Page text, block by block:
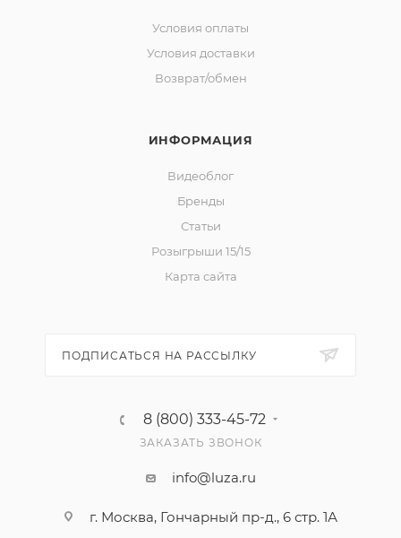
Условия оплаты
Условия доставки
Возврат/обмен
ИНФОРМАЦИЯ
Видеоблог
Бренды
Статьи
Розыгрыши 15/15
Карта сайта
ПОДПИСАТЬСЯ НА РАССЫЛКУ
8 (800) 333-45-72
ЗАКАЗАТЬ ЗВОНОК
info@luza.ru
г. Москва, Гончарный пр-д., 6 стр. 1А